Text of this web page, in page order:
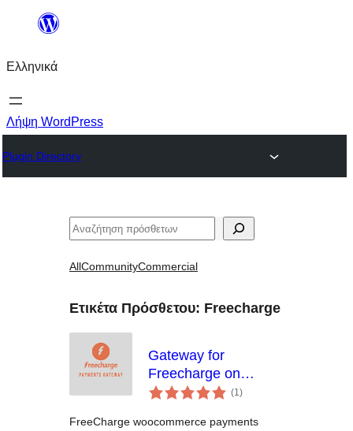
Μετάβαση
περιεχόμενο
Ελληνικά
Λήψη WordPress
Plugin Directory
Αναζήτηση
AllCommunityCommercial
Ετικέτα Πρόσθετου: Freecharge
Gateway for
Freecharge on
WooCommerce
(1αξιολογήσεις
σύνολο
)
FreeCharge woocommerce payments